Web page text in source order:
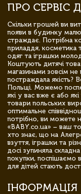
ПРО СЕРВІС
Скільки грошей ви
появи в будинку
страждає. Потрібна
приладдя, косметика
одяг та іграшки
Коштують дитячі
магазинами зовсім
постраждала якість?
Польщі. Можемо
які у вас вже є або
товари польських
оптимальне
потрібно, ви можете
«BABY.co.ua» – ваш
хто знає, що на
взуття, іграшки та
досі зупиняла
покупки, поспішаємо
для дітей стають
ІНФОРМАЦІЯ